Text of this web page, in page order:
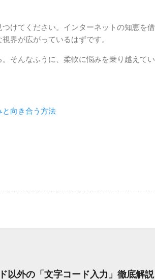
けてください。インターネットの知恵を
界が広がっているはずです。
そんなふうに、柔軟に悩みを乗り越えて
と向き合う方法
以外の「文字コード入力」徹底解説